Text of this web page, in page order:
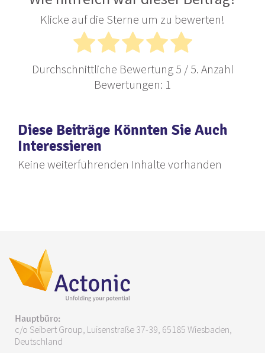
Klicke auf die Sterne um zu bewerten!
Durchschnittliche Bewertung 5 / 5. Anzahl
Bewertungen: 1
Diese Beiträge Könnten Sie Auch
Interessieren
Keine weiterführenden Inhalte vorhanden
Hauptbüro:
c/o Seibert Group, Luisenstraße 37-39, 65185 Wiesbaden,
Deutschland